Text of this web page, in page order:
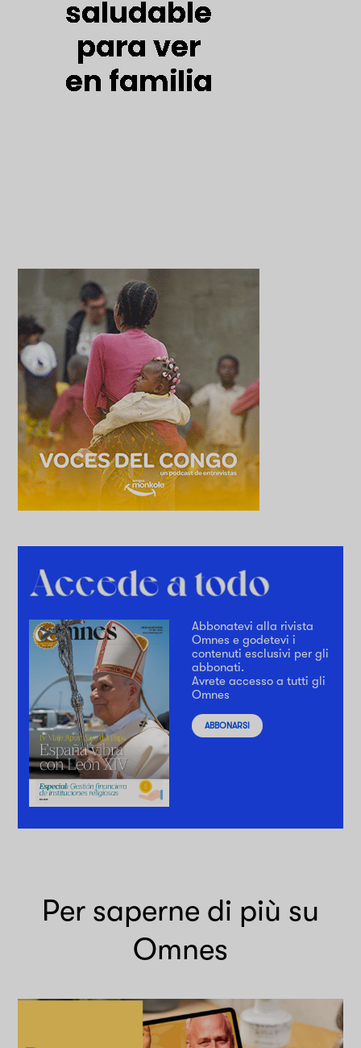
Abbonatevi alla rivista
Omnes e godetevi i
contenuti esclusivi per gli
abbonati.
Avrete accesso a tutti gli
Omnes
ABBONARSI
Per saperne di più su
Omnes